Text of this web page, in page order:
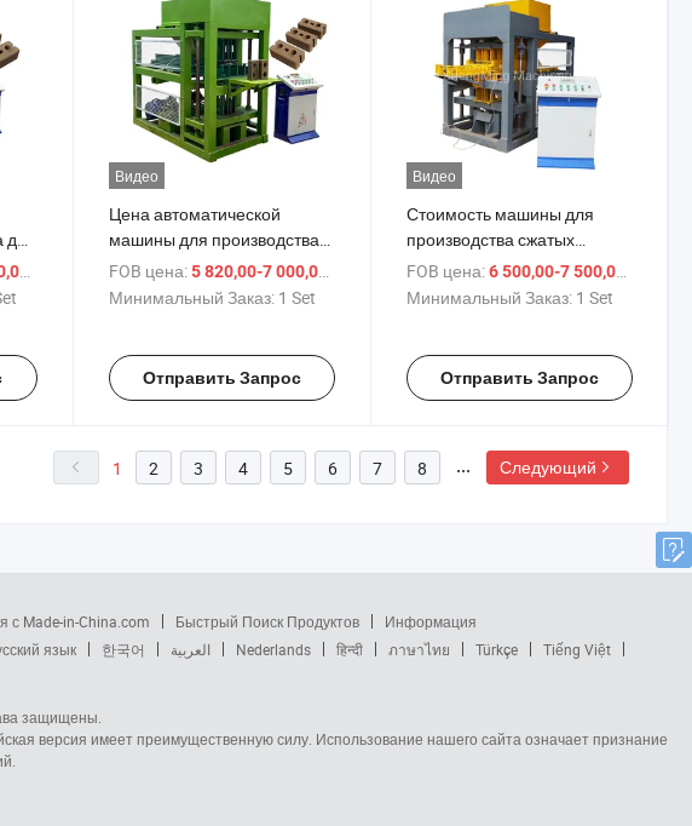
$
Видео
Цена автоматической
машины для производства
глиняных блоков с замковым
соединением для малого
FOB цена: 5 820,00-7 000,00 $
Минимальный Заказ: 1 Set
Отправить Запрос
Видео
Стоимость машины для
производства сжатых
земляных глиняных
кирпичей от поставщика
FOB цена: 6 500,00-7 500,00 $
Минимальный Заказ: 1 Set
Отправить Запрос
1 2 3 4 5 6 7 8 Следующий
с Made-in-China.com Быстрый Поиск Продуктов
Информация
язык 한국어 العربية Nederlands हिन्दी ภาษาไทย Türkçe
Tiếng Việt
защищены.
версия имеет преимущественную силу. Использование нашего сайта означает признание